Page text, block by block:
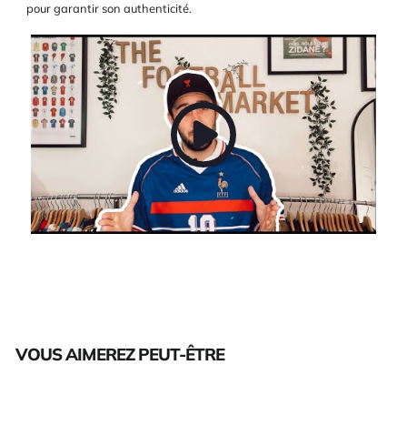
pour garantir son authenticité.
VOUS AIMEREZ PEUT-ÊTRE